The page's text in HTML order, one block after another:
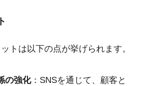
トは以下の点が挙げられます。
の強化：SNSを通じて、顧客と